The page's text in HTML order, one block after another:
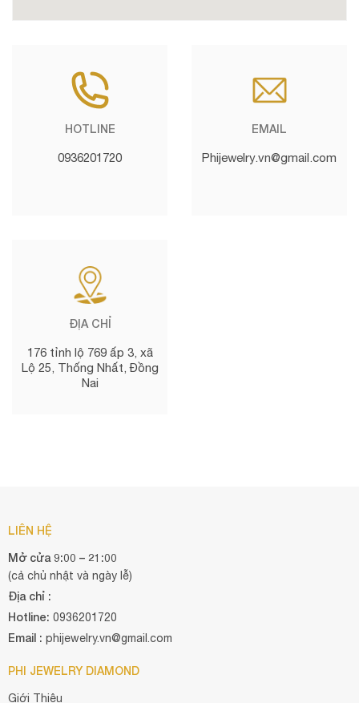
HOTLINE
0936201720
EMAIL
Phijewelry.vn@gmail.com
ĐỊA CHỈ
176 tỉnh lộ 769 ấp 3, xã
Lộ 25, Thống Nhất, Đồng
Nai
LIÊN HỆ
Mở cửa 9:00 – 21:00
(cả chủ nhật và ngày lễ)
Địa chỉ :
Hotline: 0936201720
Email : phijewelry.vn@gmail.com
PHI JEWELRY DIAMOND
Giới Thiệu